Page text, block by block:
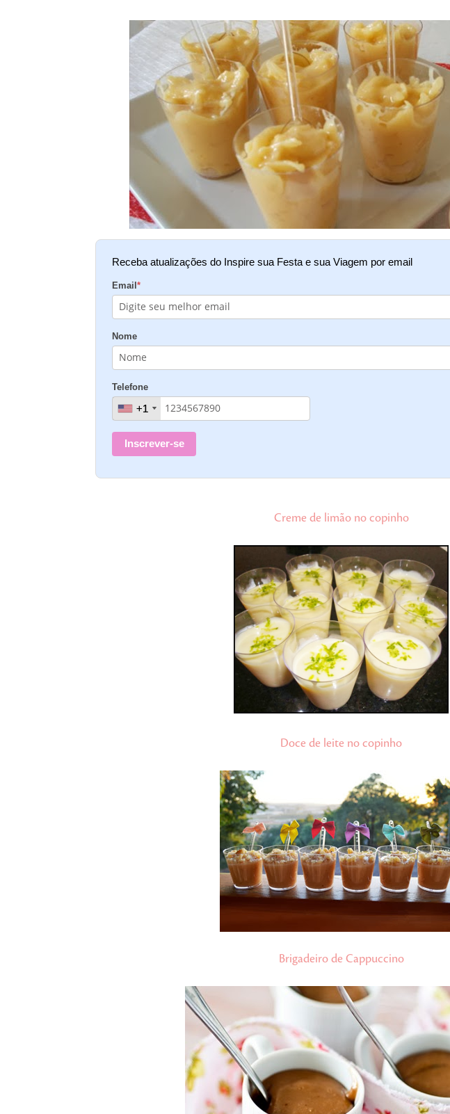
Receba atualizações do Inspire sua Festa e sua Viagem por email
Email*
Nome
Telefone
+1
+1
Inscrever-se
Creme de limão no copinho
Doce de leite no copinho
Brigadeiro de Cappuccino